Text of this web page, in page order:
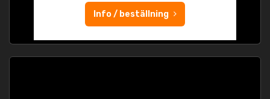
Info / beställning